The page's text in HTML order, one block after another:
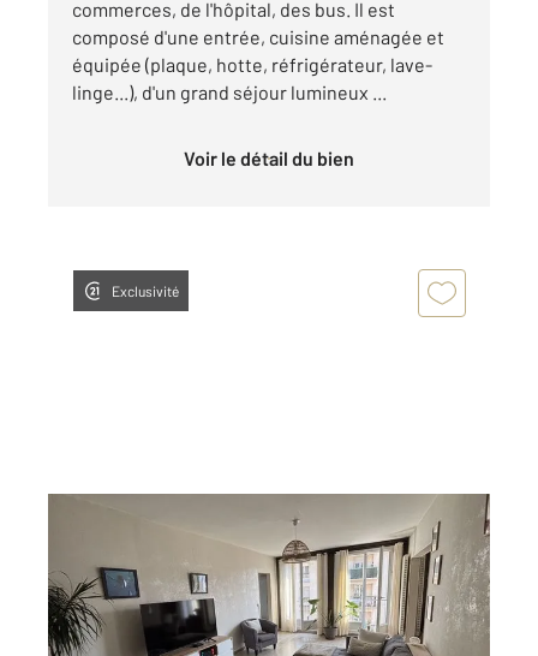
commerces, de l'hôpital, des bus. Il est
composé d'une entrée, cuisine aménagée et
équipée (plaque, hotte, réfrigérateur, lave-
linge...), d'un grand séjour lumineux ...
Voir le détail du bien
Exclusivité
Ref : 3645
Appartement F4 à louer